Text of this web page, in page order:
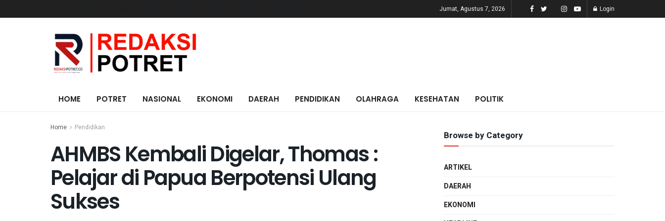
Jumat, Agustus 7, 2026 Login
HOME POTRET NASIONAL EKONOMI DAERAH PENDIDIKAN OLAHRAGA KESEHATAN POLITIK
Home Pendidikan
AHMBS Kembali Digelar, Thomas :
Pelajar di Papua Berpotensi Ulang
Sukses
Browse by Category
ARTIKEL
DAERAH
EKONOMI